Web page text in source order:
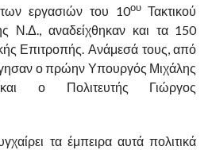
εργασιών του 10ουΤακτικού
Ν.Δ., αναδείχθηκαν και τα 150
Επιτροπής. Ανάμεσά τους, από
ο πρώην Υπουργός Μιχάλης
ο Πολιτευτής Γιώργος
τα έμπειρα αυτά πολιτικά